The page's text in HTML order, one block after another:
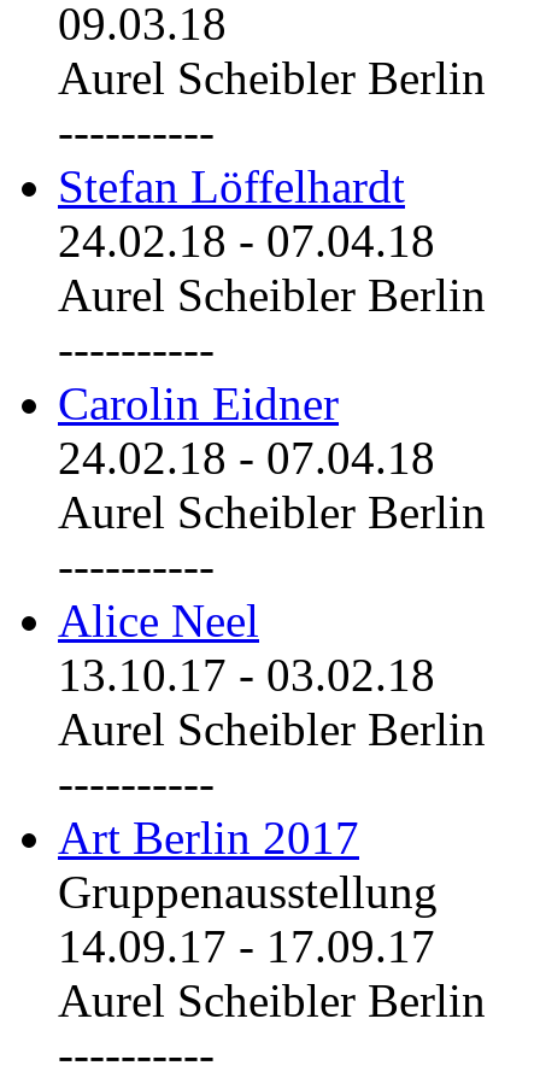
09.03.18
Aurel Scheibler Berlin
----------
Stefan Löffelhardt
24.02.18 - 07.04.18
Aurel Scheibler Berlin
----------
Carolin Eidner
24.02.18 - 07.04.18
Aurel Scheibler Berlin
----------
Alice Neel
13.10.17 - 03.02.18
Aurel Scheibler Berlin
----------
Art Berlin 2017
Gruppenausstellung
14.09.17 - 17.09.17
Aurel Scheibler Berlin
----------